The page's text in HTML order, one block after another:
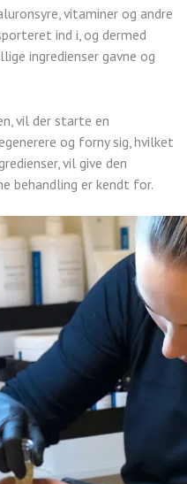
vitaminer og andre
ind i, og dermed
ingredienser gavne og
vil der starte en
og forny sig, hvilket
vil give den
behandling er kendt for.​